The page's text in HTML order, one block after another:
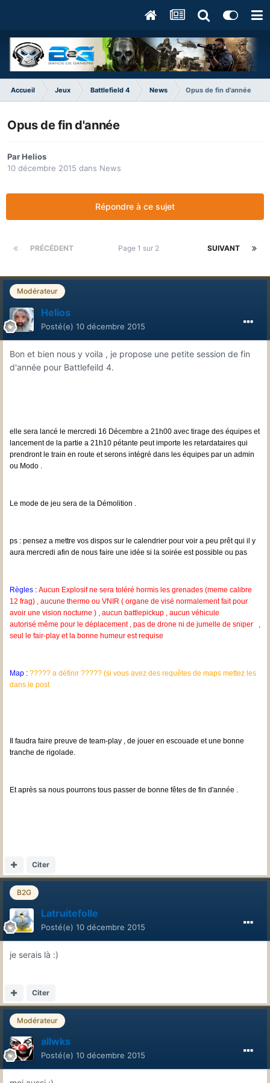
Accueil Jeux Battlefield 4 News Opus de fin d'année
Opus de fin d'année
ParHelios
10 décembre 2015 dans News
Répondre à ce sujet
PRÉCÉDENT SUIVANT
Page 1 sur 2
Modérateur
Helios
Posté(e) 10 décembre 2015
Bon et bien nous y voila , je propose une petite session de fin
d'année pour Battlefeild 4.
elle sera lancé le mercredi 16 Décembre a 21h00 avec tirage des équipes et
lancement de la partie a 21h10 pétante peut importe les retardataires qui
prendront le train en route et serons intégré dans les équipes par un admin
ou Modo .
Le mode de jeu sera de la Démolition .
ps : pensez a mettre vos dispos sur le calendrier pour voir a peu prêt qui il y
aura mercredi afin de nous faire une idée si la soirée est possible ou pas
Règles : Aucun Explosif ne sera toléré hormis les grenades (meme calibre
12 frag) , aucune thermo ou VNIR ( organe de visé normalement fait pour
avoir une vision nocturne ) , aucun battlepickup , aucun véhicule
autorisé même pour le déplacement , pas de drone ni de jumelle de sniper ,
seul le fair-play et la bonne humeur est requise
Map : ????? a définir ????? (si vous avez des requêtes de maps mettez les
dans le post
Il faudra faire preuve de team-play , de jouer en escouade et une bonne
tranche de rigolade.
Et après sa nous pourrons tous passer de bonne fêtes de fin d'année .
Citer
B2G
Latruitefolle
Posté(e) 10 décembre 2015
je serais là :)
Citer
Modérateur
allwks
Posté(e) 10 décembre 2015